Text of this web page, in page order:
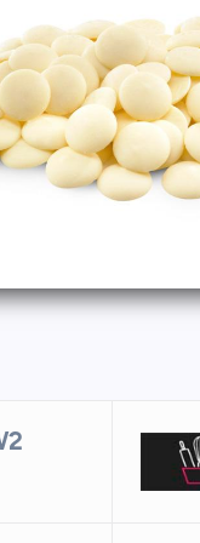
форма для
ячеек,